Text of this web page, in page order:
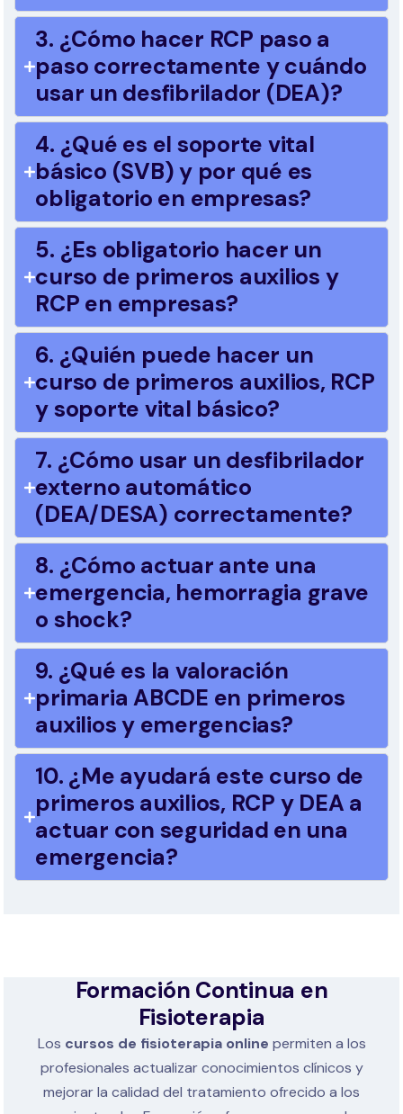
3. ¿Cómo hacer RCP paso a
paso correctamente y cuándo
usar un desfibrilador (DEA)?
4. ¿Qué es el soporte vital
básico (SVB) y por qué es
obligatorio en empresas?
5. ¿Es obligatorio hacer un
curso de primeros auxilios y
RCP en empresas?
6. ¿Quién puede hacer un
curso de primeros auxilios, RCP
y soporte vital básico?
7. ¿Cómo usar un desfibrilador
externo automático
(DEA/DESA) correctamente?
8. ¿Cómo actuar ante una
emergencia, hemorragia grave
o shock?
9. ¿Qué es la valoración
primaria ABCDE en primeros
auxilios y emergencias?
10. ¿Me ayudará este curso de
primeros auxilios, RCP y DEA a
actuar con seguridad en una
emergencia?
Formación Continua en
Fisioterapia
Los cursos de fisioterapia online permiten a los
profesionales actualizar conocimientos clínicos y
mejorar la calidad del tratamiento ofrecido a los